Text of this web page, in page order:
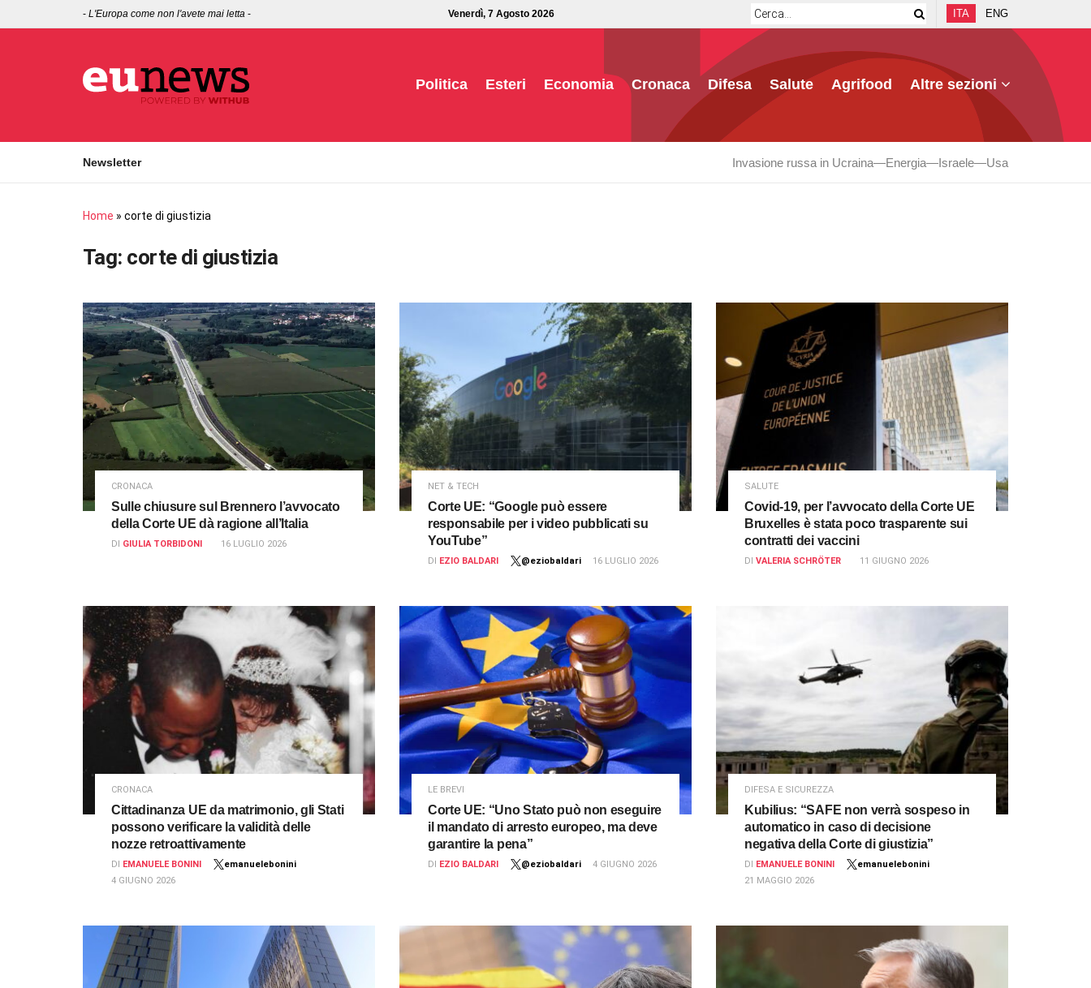
- L'Europa come non l'avete mai letta - Venerdì, 7 Agosto 2026 ITA ENG
Politica Esteri Economia Cronaca Difesa Salute Agrifood Altre sezioni
Newsletter Invasione russa in Ucraina Energia Israele Usa
Home » corte di giustizia
Tag: corte di giustizia
CRONACA
Sulle chiusure sul Brennero l’avvocato
della Corte UE dà ragione all’Italia
DI GIULIA TORBIDONI 16 LUGLIO 2026
NET & TECH
Corte UE: “Google può essere
responsabile per i video pubblicati su
YouTube”
DI EZIO BALDARI @eziobaldari 16 LUGLIO 2026
SALUTE
Covid-19, per l’avvocato della Corte UE
Bruxelles è stata poco trasparente sui
contratti dei vaccini
DI VALERIA SCHRÖTER 11 GIUGNO 2026
CRONACA
Cittadinanza UE da matrimonio, gli Stati
possono verificare la validità delle
nozze retroattivamente
DI EMANUELE BONINI
emanuelebonini
4 GIUGNO 2026
LE BREVI
Corte UE: “Uno Stato può non eseguire
il mandato di arresto europeo, ma deve
garantire la pena”
DI EZIO BALDARI @eziobaldari 4 GIUGNO 2026
DIFESA E SICUREZZA
Kubilius: “SAFE non verrà sospeso in
automatico in caso di decisione
negativa della Corte di giustizia”
DI EMANUELE BONINI
emanuelebonini
21 MAGGIO 2026